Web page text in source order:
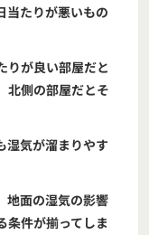
当たりが悪いもの
りが良い部屋だと
北側の部屋だとそ
湿気が溜まりやす
地面の湿気の影響
条件が揃ってしま